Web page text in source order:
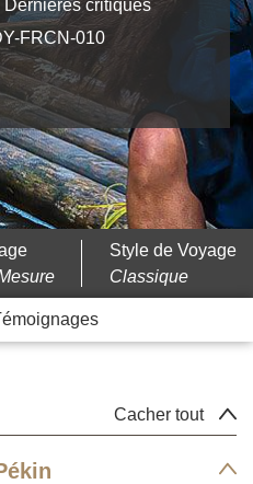
Dernières critiques
FRCN-010
Style de Voyage
Classique
Cacher tout